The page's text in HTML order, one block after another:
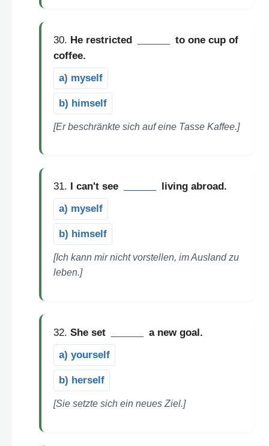
30. He restricted
to one cup of
coffee.
a) myself
b) himself
[Er beschränkte sich auf eine Tasse Kaffee.]
31. I can't see
living abroad.
a) myself
b) himself
[Ich kann mir nicht vorstellen, im Ausland zu
leben.]
32. She set
a new goal.
a) yourself
b) herself
[Sie setzte sich ein neues Ziel.]